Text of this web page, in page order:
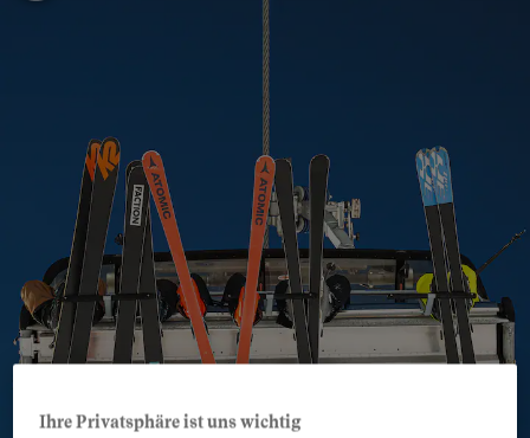
Ihre Privatsphäre ist uns wichtig